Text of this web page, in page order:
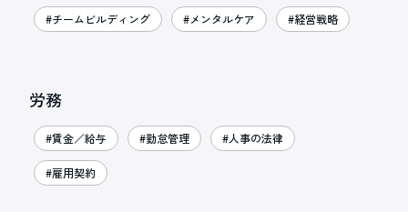
#チームビルディング #メンタルケア #経営戦略
労務
#賃金／給与 #勤怠管理 #人事の法律
#雇用契約